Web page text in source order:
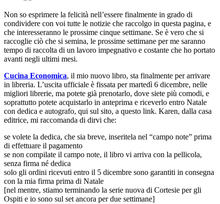
Non so esprimere la felicità nell’essere finalmente in grado di
condividere con voi tutte le notizie che raccolgo in questa pagina, e
che interesseranno le prossime cinque settimane. Se è vero che si
raccoglie ciò che si semina, le prossime settimane per me saranno
tempo di raccolta di un lavoro impegnativo e costante che ho portato
avanti negli ultimi mesi.
Cucina Economica, il mio nuovo libro, sta finalmente per arrivare
in libreria. L’uscita ufficiale è fissata per martedì 6 dicembre, nelle
migliori librerie, ma potete già prenotarlo, dove siete più comodi, e
soprattutto potete acquistarlo in anteprima e riceverlo entro Natale
con dedica e autografo, qui sul sito, a questo link. Karen, dalla casa
editrice, mi raccomanda di dirvi che:
se volete la dedica, che sia breve, inseritela nel “campo note” prima
di effettuare il pagamento
se non compilate il campo note, il libro vi arriva con la pellicola,
senza firma né dedica
solo gli ordini ricevuti entro il 5 dicembre sono garantiti in consegna
con la mia firma prima di Natale
[nel mentre, stiamo terminando la serie nuova di Cortesie per gli
Ospiti e io sono sul set ancora per due settimane]